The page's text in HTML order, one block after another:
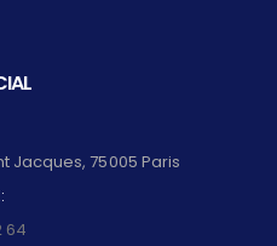
Jacques, 75005 Paris
64